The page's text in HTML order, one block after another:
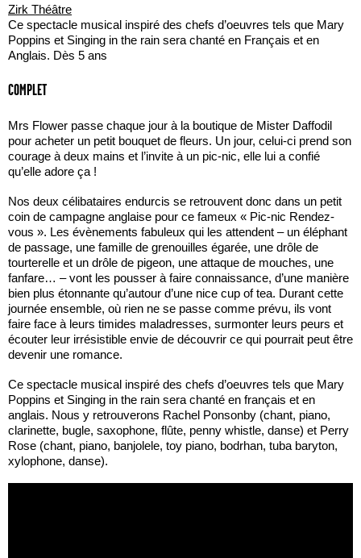
Zirk Théâtre
Ce spectacle musical inspiré des chefs d’oeuvres tels que Mary
Poppins et Singing in the rain sera chanté en Français et en
Anglais. Dès 5 ans
COMPLET
Mrs Flower passe chaque jour à la boutique de Mister Daffodil
pour acheter un petit bouquet de fleurs. Un jour, celui-ci prend son
courage à deux mains et l’invite à un pic-nic, elle lui a confié
qu’elle adore ça !
Nos deux célibataires endurcis se retrouvent donc dans un petit
coin de campagne anglaise pour ce fameux « Pic-nic Rendez-
vous ». Les évènements fabuleux qui les attendent – un éléphant
de passage, une famille de grenouilles égarée, une drôle de
tourterelle et un drôle de pigeon, une attaque de mouches, une
fanfare… – vont les pousser à faire connaissance, d’une manière
bien plus étonnante qu’autour d’une nice cup of tea. Durant cette
journée ensemble, où rien ne se passe comme prévu, ils vont
faire face à leurs timides maladresses, surmonter leurs peurs et
écouter leur irrésistible envie de découvrir ce qui pourrait peut être
devenir une romance.
Ce spectacle musical inspiré des chefs d’oeuvres tels que Mary
Poppins et Singing in the rain sera chanté en français et en
anglais. Nous y retrouverons Rachel Ponsonby (chant, piano,
clarinette, bugle, saxophone, flûte, penny whistle, danse) et Perry
Rose (chant, piano, banjolele, toy piano, bodrhan, tuba baryton,
xylophone, danse).